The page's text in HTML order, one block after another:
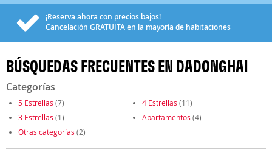
¡Reserva ahora con precios bajos!
Cancelación GRATUITAen la mayoría de habitaciones
BÚSQUEDAS FRECUENTES EN DADONGHAI
Categorías
5 Estrellas (7) 4 Estrellas (11)
3 Estrellas (1) Apartamentos (4)
Otras categorías (2)